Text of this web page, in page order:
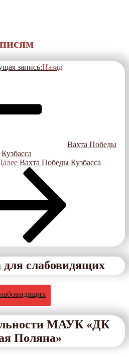
запись:Назад
Вахта Победы
Кузбасса
Вахта Победы Кузбасса
для слабовидящих
МАУК «ДК
Поляна»